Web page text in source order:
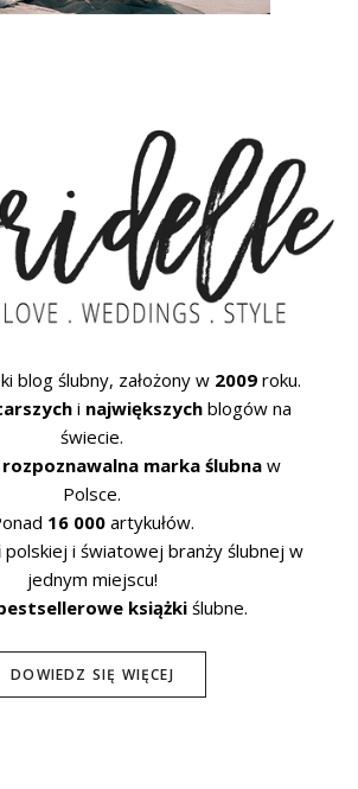
blog ślubny, założony w 2009 roku.
i największychblogów na
świecie.
rozpoznawalna marka ślubnaw
Polsce.
16 000artykułów.
polskiej i światowej branży ślubnej w
jednym miejscu!
książki ślubne.
DOWIEDZ SIĘ WIĘCEJ